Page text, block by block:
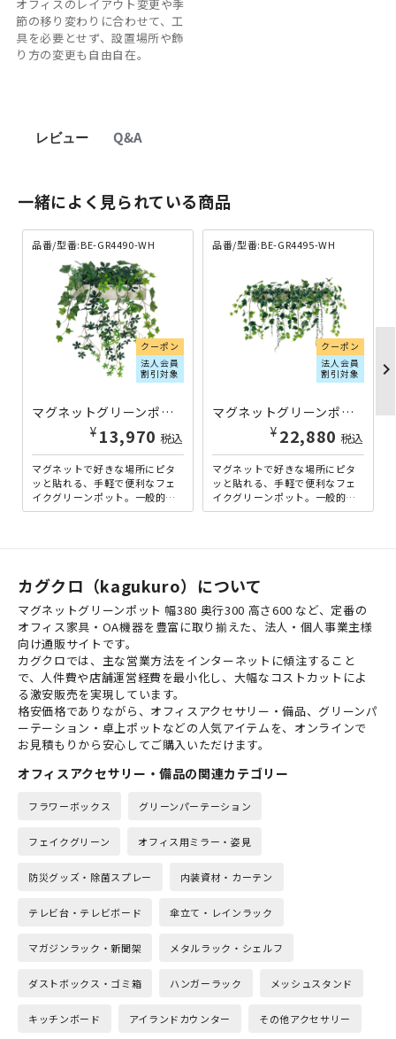
オフィスのレイアウト変更や季
節の移り変わりに合わせて、工
具を必要とせず、設置場所や飾
り方の変更も自由自在。
レビュー Q&A
一緒によく見られている商品
品番/型番:BE-GR4490-WH
クーポン
法人会員
割引対象
マグネットグリーンポット W400×D200×H550 木目ホワイト BE-GR4490-WH | 729166
¥ 13,970 税込
マグネットで好きな場所にピタ
ッと貼れる、手軽で便利なフェ
イクグリーンポット。一般的な
置き型グリーンと違い、強力マ
品番/型番:BE-GR4495-WH
クーポン
法人会員
割引対象
マグネットグリーンポット W700×D300×H600 木目ホワイト BE-GR4495-WH | 729171
¥ 22,880 税込
マグネットで好きな場所にピタ
ッと貼れる、手軽で便利なフェ
イクグリーンポット。一般的な
置き型グリーンと違い、強力マ
chevron_right
カグクロ（kagukuro）について
マグネットグリーンポット 幅380 奥行300 高さ600 など、定番の
オフィス家具・OA機器を豊富に取り揃えた、法人・個人事業主様
向け通販サイトです。
カグクロでは、主な営業方法をインターネットに傾注すること
で、人件費や店舗運営経費を最小化し、大幅なコストカットによ
る激安販売を実現しています。
格安価格でありながら、オフィスアクセサリー・備品、グリーンパ
ーテーション・卓上ポットなどの人気アイテムを、オンラインで
お見積もりから安心してご購入いただけます。
オフィスアクセサリー・備品の関連カテゴリー
フラワーボックス グリーンパーテーション
フェイクグリーン オフィス用ミラー・姿見
防災グッズ・除菌スプレー 内装資材・カーテン
テレビ台・テレビボード 傘立て・レインラック
マガジンラック・新聞架 メタルラック・シェルフ
ダストボックス・ゴミ箱 ハンガーラック メッシュスタンド
キッチンボード アイランドカウンター その他アクセサリー